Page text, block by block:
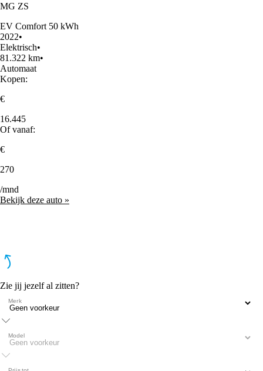
MG ZS
EV Comfort 50 kWh
2022•
Elektrisch•
81.322 km•
Automaat
Kopen:
€
16.445
Of vanaf:
€
270
/mnd
Bekijk deze auto »
Zie jij jezelf al zitten?
Merk
Model